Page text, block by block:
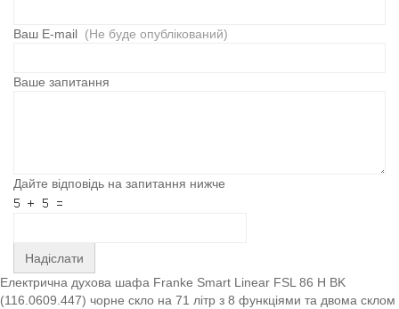
Ваш E-mail (Не буде опублікований)
Ваше запитання
Дайте відповідь на запитання нижче
Надіслати
Електрична духова шафа Franke Smart Linear FSL 86 H BK
(116.0609.447) чорне скло на 71 літр з 8 функціями та двома склом